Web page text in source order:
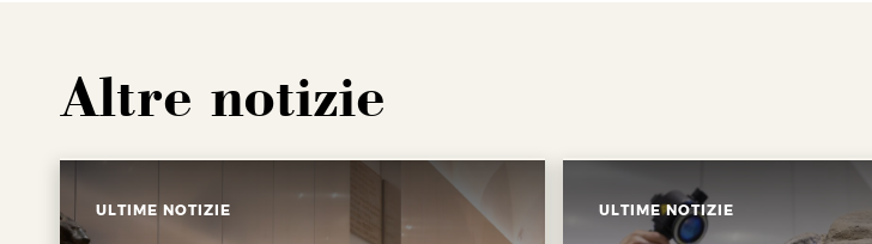
Altre notizie
ULTIME NOTIZIE ULTIME NOTIZIE